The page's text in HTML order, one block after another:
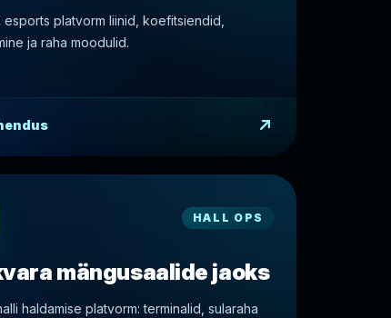
esports platvorm liinid, koefitsiendid,
ja raha moodulid.
HALL OPS
mängusaalide jaoks
haldamise platvorm: terminalid, sularaha